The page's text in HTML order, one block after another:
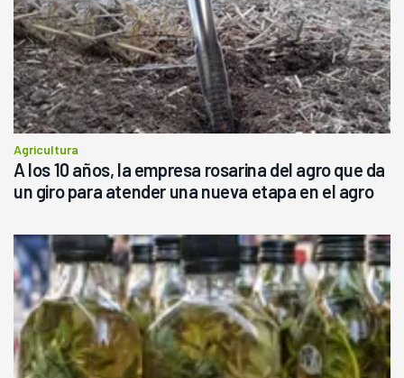
Agricultura
A los 10 años, la empresa rosarina del agro que da
un giro para atender una nueva etapa en el agro